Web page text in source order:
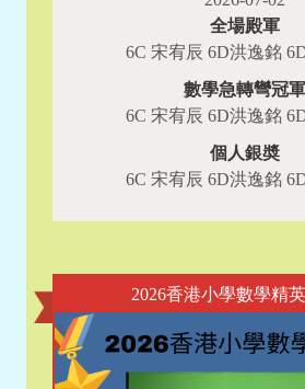
全場殿軍
6C 宋宥辰 6D洪逸銘
數學急轉彎冠軍
6C 宋宥辰 6D洪逸銘
個人銀奬
6C 宋宥辰 6D洪逸銘
2026香港小學數學精